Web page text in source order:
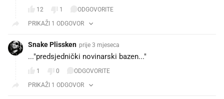
12 1
ODGOVORITE
PRIKAŽI 1 ODGOVOR
Snake Plissken prije 3 mjeseca
..."predsjednički novinarski bazen..."
1 0
ODGOVORITE
PRIKAŽI 1 ODGOVOR